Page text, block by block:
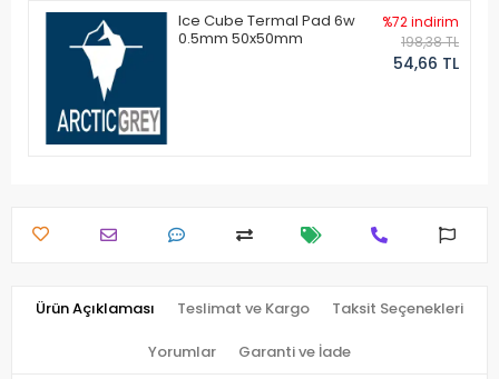
Ice Cube Termal Pad 6w
0.5mm 50x50mm
%72 indirim
198,38 TL
54,66 TL
Ürün Açıklaması Teslimat ve Kargo Taksit Seçenekleri
Yorumlar Garanti ve İade